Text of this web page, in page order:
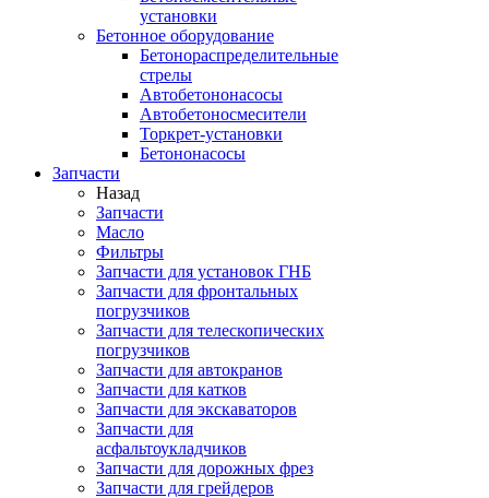
установки
Бетонное оборудование
Бетонораспределительные
стрелы
Автобетононасосы
Автобетоносмесители
Торкрет-установки
Бетононасосы
Запчасти
Назад
Запчасти
Масло
Фильтры
Запчасти для установок ГНБ
Запчасти для фронтальных
погрузчиков
Запчасти для телескопических
погрузчиков
Запчасти для автокранов
Запчасти для катков
Запчасти для экскаваторов
Запчасти для
асфальтоукладчиков
Запчасти для дорожных фрез
Запчасти для грейдеров